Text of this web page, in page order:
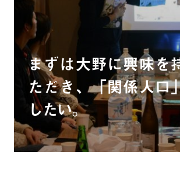
まずは大野に興味を
ただき、「関係人口
したい。